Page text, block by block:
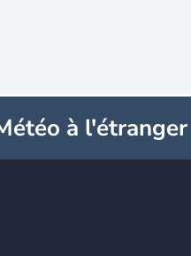
à l'étranger